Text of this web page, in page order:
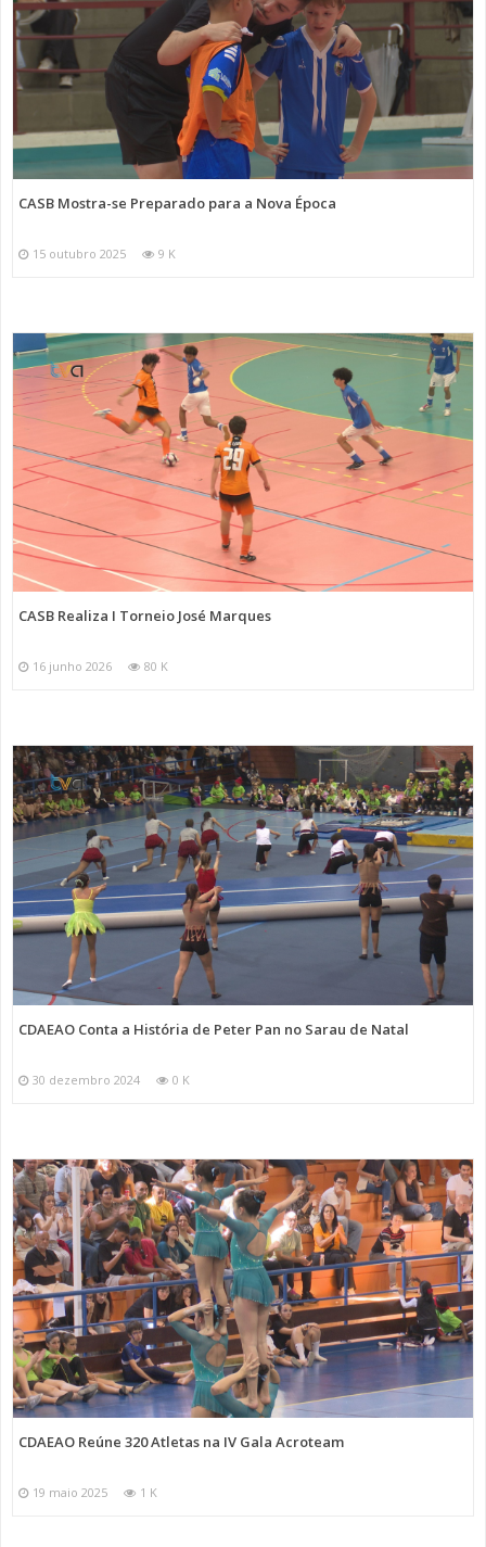
CASB Mostra-se Preparado para a Nova Época
15 outubro 2025 9 K
CASB Realiza I Torneio José Marques
16 junho 2026 80 K
CDAEAO Conta a História de Peter Pan no Sarau de Natal
30 dezembro 2024 0 K
CDAEAO Reúne 320 Atletas na IV Gala Acroteam
19 maio 2025 1 K